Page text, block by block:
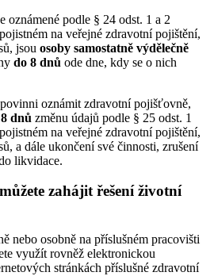
oznámené podle § 24 odst. 1 a 2
na veřejné zdravotní pojištění,
jsou osoby samostatně výdělečně
do 8 dnů ode dne, kdy se o nich
oznámit zdravotní pojišťovně,
dnů změnu údajů podle § 25 odst. 1
na veřejné zdravotní pojištění,
a dále ukončení své činnosti, zrušení
likvidace.
zahájit řešení životní
nebo osobně na příslušném pracovišti
využít rovněž elektronickou
stránkách příslušné zdravotní